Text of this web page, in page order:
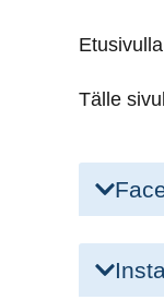
Tälle